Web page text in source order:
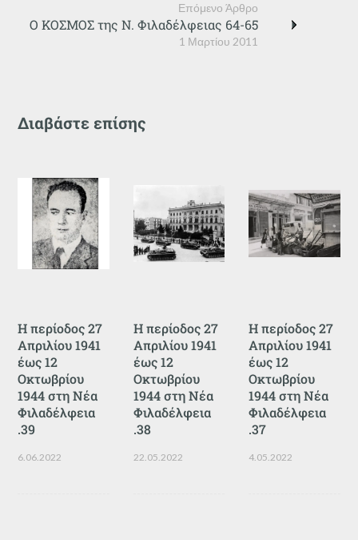
Επόμενο Άρθρο
1 Μαρτίου 2011
Ο ΚΟΣΜΟΣ της Ν. Φιλαδέλφειας 64-65
Διαβάστε επίσης
Η περίοδος 27
Απριλίου 1941
έως 12
Οκτωβρίου
1944 στη Νέα
Φιλαδέλφεια
.39
6.06.2022
Η περίοδος 27
Απριλίου 1941
έως 12
Οκτωβρίου
1944 στη Νέα
Φιλαδέλφεια
.38
22.05.2022
Η περίοδος 27
Απριλίου 1941
έως 12
Οκτωβρίου
1944 στη Νέα
Φιλαδέλφεια
.37
4.05.2022